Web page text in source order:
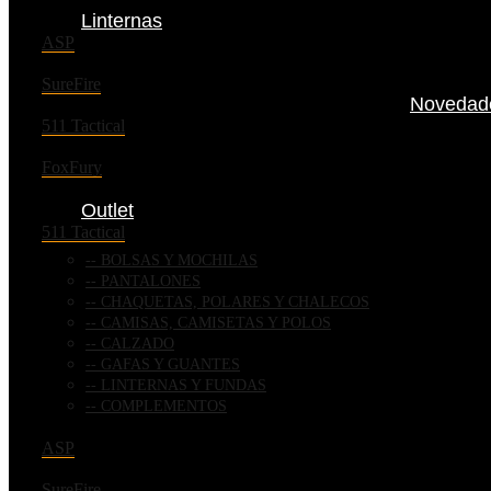
Linternas
ASP
SureFire
511 Tactical
FoxFury
Outlet
511 Tactical
BOLSAS Y MOCHILAS
PANTALONES
CHAQUETAS, POLARES Y CHALECOS
CAMISAS, CAMISETAS Y POLOS
CALZADO
GAFAS Y GUANTES
LINTERNAS Y FUNDAS
COMPLEMENTOS
ASP